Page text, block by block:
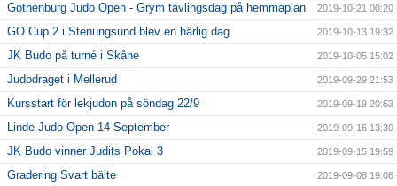
Gothenburg Judo Open - Grym tävlingsdag på hemmaplan 2019-10-21 00:20
GO Cup 2 i Stenungsund blev en härlig dag 2019-10-13 19:32
JK Budo på turné i Skåne 2019-10-05 15:02
Judodraget i Mellerud 2019-09-29 21:53
Kursstart för lekjudon på söndag 22/9 2019-09-19 20:53
Linde Judo Open 14 September 2019-09-16 13:30
JK Budo vinner Judits Pokal 3 2019-09-15 19:59
Gradering Svart bälte 2019-09-08 19:06